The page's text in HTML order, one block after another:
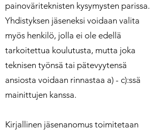
painoväriteknisten kysymysten parissa.
Yhdistyksen jäseneksi voidaan valita
myös henkilö, jolla ei ole edellä
tarkoitettua koulutusta, mutta joka
teknisen työnsä tai pätevyytensä
ansiosta voidaan rinnastaa a) - c):ssä
mainittujen kanssa.
Kirjallinen jäsenanomus toimitetaan